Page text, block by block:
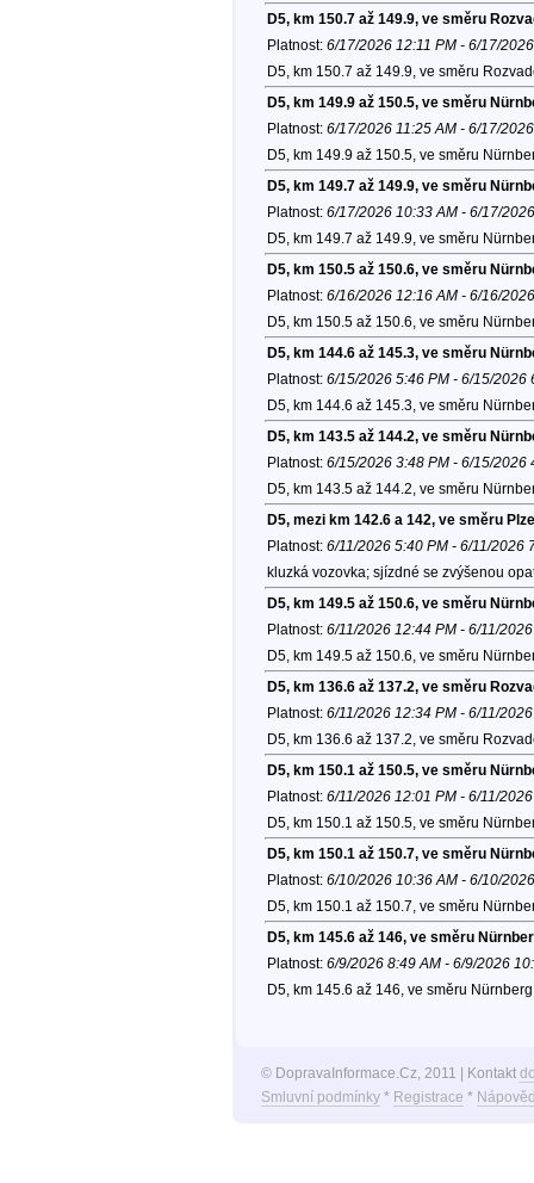
D5, km 150.7 až 149.9, ve směru
Platnost: 6/17/2026 12:11 PM - 6/17/
D5, km 150.7 až 149.9, ve směru
D5, km 149.9 až 150.5, ve směru
Platnost: 6/17/2026 11:25 AM - 6/17/
D5, km 149.9 až 150.5, ve směru
D5, km 149.7 až 149.9, ve směru
Platnost: 6/17/2026 10:33 AM - 6/17/
D5, km 149.7 až 149.9, ve směru
D5, km 150.5 až 150.6, ve směru
Platnost: 6/16/2026 12:16 AM - 6/16/
D5, km 150.5 až 150.6, ve směru
D5, km 144.6 až 145.3, ve směru
Platnost: 6/15/2026 5:46 PM - 6/15/2026
D5, km 144.6 až 145.3, ve směru
D5, km 143.5 až 144.2, ve směru
Platnost: 6/15/2026 3:48 PM - 6/15/2026
D5, km 143.5 až 144.2, ve směru
D5, mezi km 142.6 a 142, ve směru
Platnost: 6/11/2026 5:40 PM - 6/11/2026
kluzká vozovka; sjízdné se zvýšenou
D5, km 149.5 až 150.6, ve směru
Platnost: 6/11/2026 12:44 PM - 6/11/
D5, km 149.5 až 150.6, ve směru
D5, km 136.6 až 137.2, ve směru
Platnost: 6/11/2026 12:34 PM - 6/11/
D5, km 136.6 až 137.2, ve směru
D5, km 150.1 až 150.5, ve směru
Platnost: 6/11/2026 12:01 PM - 6/11/
D5, km 150.1 až 150.5, ve směru
D5, km 150.1 až 150.7, ve směru
Platnost: 6/10/2026 10:36 AM - 6/10/
D5, km 150.1 až 150.7, ve směru
D5, km 145.6 až 146, ve směru
Platnost: 6/9/2026 8:49 AM - 6/9/2026
D5, km 145.6 až 146, ve směru
© DopravaInformace.Cz, 2011 | Kontakt
Smluvní podmínky* Registrace *